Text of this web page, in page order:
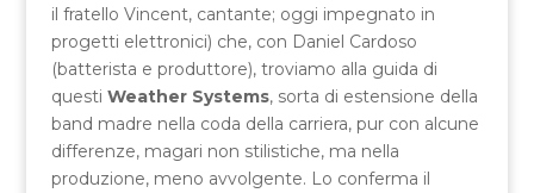
il fratello Vincent, cantante; oggi impegnato in
progetti elettronici) che, con Daniel Cardoso
(batterista e produttore), troviamo alla guida di
questi Weather Systems, sorta di estensione della
band madre nella coda della carriera, pur con alcune
differenze, magari non stilistiche, ma nella
produzione, meno avvolgente. Lo conferma il